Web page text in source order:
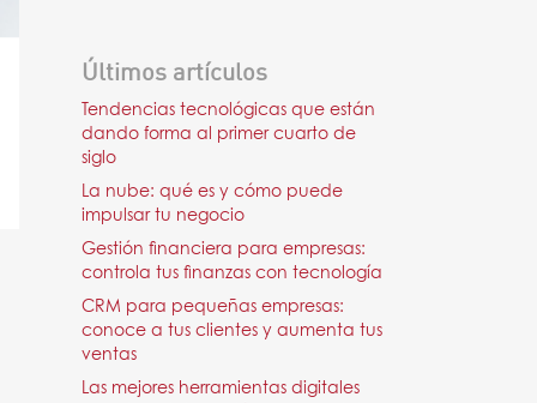
Últimos artículos
Tendencias tecnológicas que están
dando forma al primer cuarto de
siglo
La nube: qué es y cómo puede
impulsar tu negocio
Gestión financiera para empresas:
controla tus finanzas con tecnología
CRM para pequeñas empresas:
conoce a tus clientes y aumenta tus
ventas
Las mejores herramientas digitales